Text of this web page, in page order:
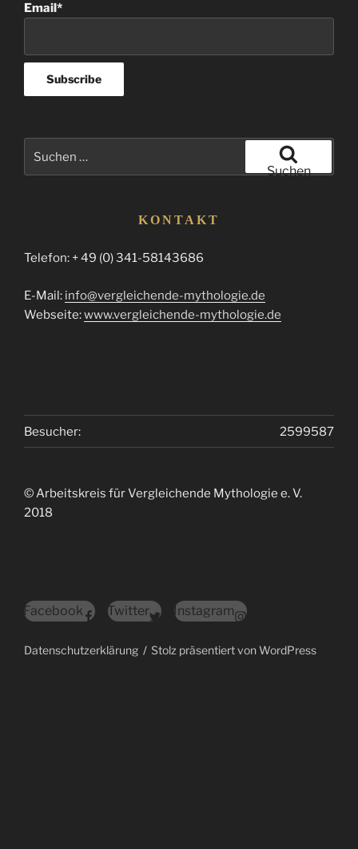
Email*
nach:
Suchen
KONTAKT
Telefon: + 49 (0) 341-58143686
E-Mail: info@vergleichende-mythologie.de
Webseite:www.vergleichende-mythologie.de
2599587
Besucher:
© Arbeitskreis für Vergleichende Mythologie e. V.
2018
Facebook Twitter Instagram
Datenschutzerklärung Stolz präsentiert von WordPress